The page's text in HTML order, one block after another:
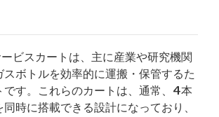
ビスカートは、主に産業や研究機関
スボトルを効率的に運搬・保管するた
です。これらのカートは、通常、4本
時に搭載できる設計になっており、